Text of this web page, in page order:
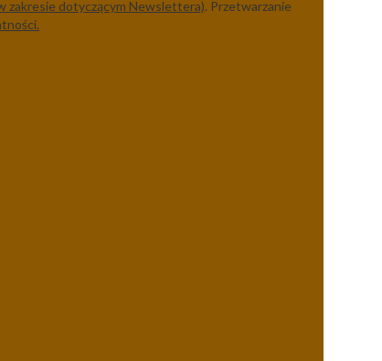
zakresie dotyczącym Newslettera). Przetwarzanie